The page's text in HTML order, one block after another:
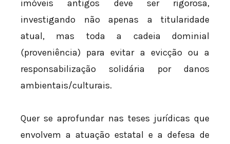
imóveis antigos deve ser rigorosa,
investigando não apenas a titularidade
atual, mas toda a cadeia dominial
(proveniência) para evitar a evicção ou a
responsabilização solidária por danos
ambientais/culturais.
Quer se aprofundar nas teses jurídicas que
envolvem a atuação estatal e a defesa de